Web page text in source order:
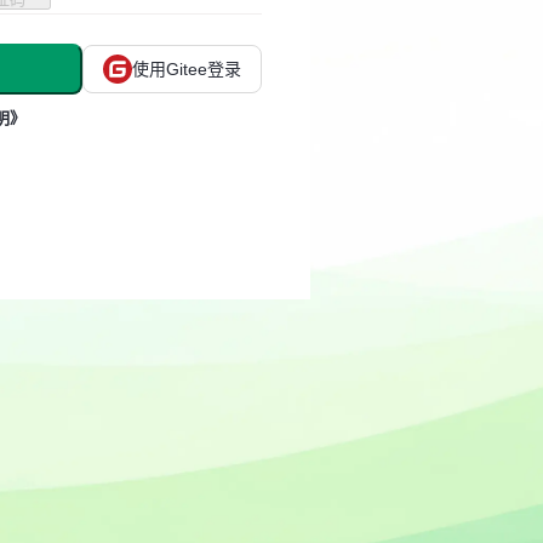
使用Gitee登录
》